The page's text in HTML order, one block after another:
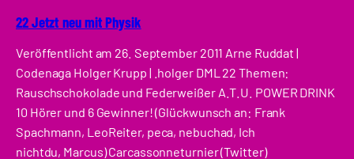
22 Jetzt neu mit Physik
Veröffentlicht am 26. September 2011 Arne Ruddat |
Codenaga Holger Krupp | .holger DML 22 Themen:
Rauschschokolade und Federweißer A.T.U. POWER DRINK
10 Hörer und 6 Gewinner! (Glückwunsch an: Frank
Spachmann, LeoReiter, peca, nebuchad, Ich
nichtdu, Marcus) Carcassonneturnier (Twitter)